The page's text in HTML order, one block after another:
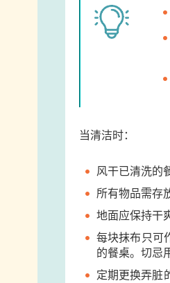
当清洁时：
风干已清洗的
所有物品需存
地面应保持干
每块抹布只可
的餐桌。切忌
定期更换弄脏